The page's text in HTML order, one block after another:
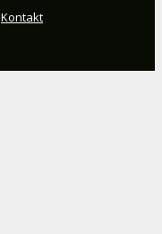
Kontakt